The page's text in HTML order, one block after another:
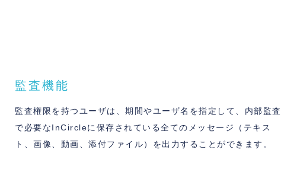
監査機能
監査権限を持つユーザは、期間やユーザ名を指定して、内部監査
で必要なInCircleに保存されている全てのメッセージ（テキス
ト、画像、動画、添付ファイル）を出力することができます。